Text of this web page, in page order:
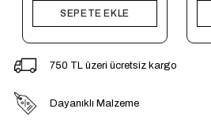
SEPETE EKLE
750 TL üzeri ücretsiz kargo
Dayanıklı Malzeme